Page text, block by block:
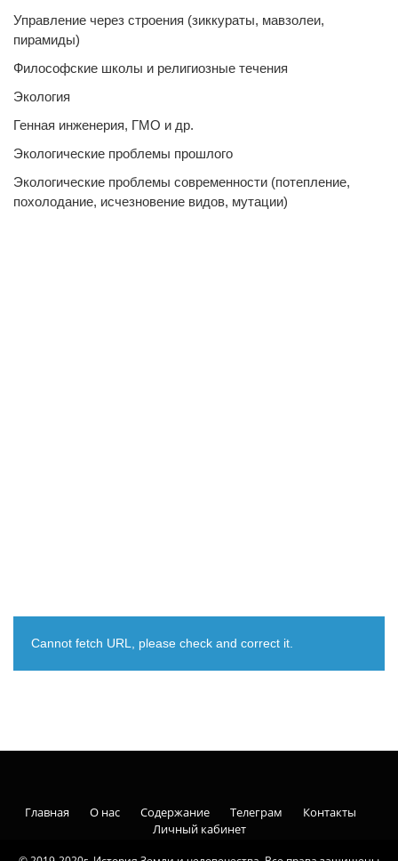
Управление через строения (зиккураты, мавзолеи,
пирамиды)
Философские школы и религиозные течения
Экология
Генная инженерия, ГМО и др.
Экологические проблемы прошлого
Экологические проблемы современности (потепление,
похолодание, исчезновение видов, мутации)
Cannot fetch URL, please check and correct it.
Главная О нас Содержание Телеграм
Контакты
Личный кабинет